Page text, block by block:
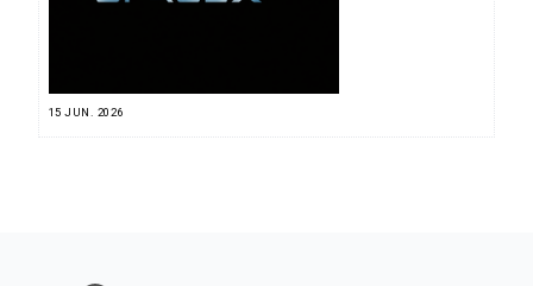
15 JUN. 2026